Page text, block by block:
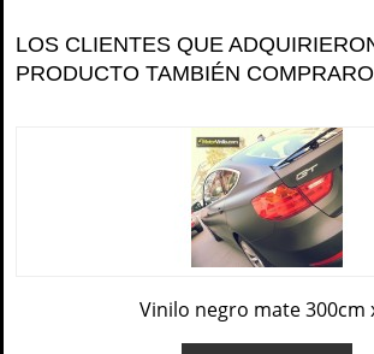
LOS CLIENTES QUE
PRODUCTO TAMBIÉN
Vinilo negro mate 300cm